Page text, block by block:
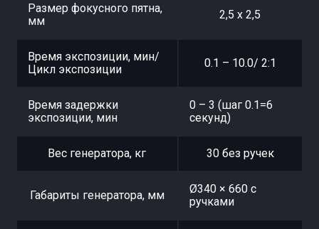
Размер фокусного пятна,
мм
2,5 х 2,5
Время экспозиции, мин/
Цикл экспозиции
0.1 – 10.0/ 2:1
Время задержки
экспозиции, мин
0 – 3 (шаг 0.1=6
секунд)
Вес генератора, кг 30 без ручек
Габариты генератора, мм
Ø340 × 660 с
ручками